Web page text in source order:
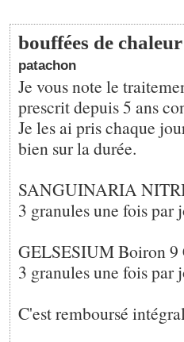
bouffées de chaleur
patachon
Je vous note le
prescrit depuis 5 ans
Je les ai pris chaque
bien sur la durée.
SANGUINARIA
3 granules une fois par
GELSESIUM Boiron 9
3 granules une fois par
C'est remboursé